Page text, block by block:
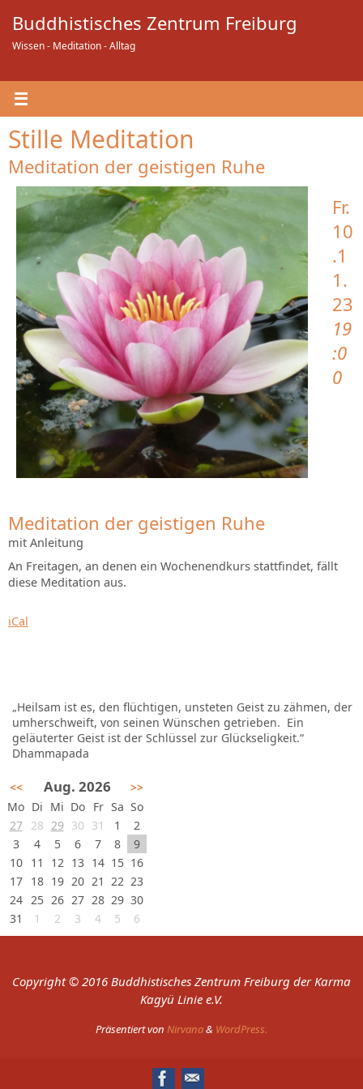
Inhalt
springen
Buddhistisches Zentrum Freiburg
Wissen - Meditation - Alltag
Stille Meditation
Meditation der geistigen Ruhe
Fr.
10
.1
1.
23
19
:0
0
Meditation der geistigen Ruhe
mit Anleitung
An Freitagen, an denen ein Wochenendkurs stattfindet, fällt
diese Meditation aus.
iCal
„Heilsam ist es, den flüchtigen, unsteten Geist zu zähmen, der
umherschweift, von seinen Wünschen getrieben. Ein
geläuterter Geist ist der Schlüssel zur Glückseligkeit.“
Dhammapada
<< Aug. 2026
>>
Mo Di Mi Do Fr Sa So
27
28 29 30 31 1
2
3
4 5 6 7 8
9
10
11 12 13 14 15 16
17
18 19 20 21 22 23
24 25 26 27 28 29 30
31
1 2 3 4 5 6
Copyright © 2016 Buddhistisches Zentrum Freiburg der Karma
Kagyü Linie e.V.
Präsentiert von Nirvana& WordPress.